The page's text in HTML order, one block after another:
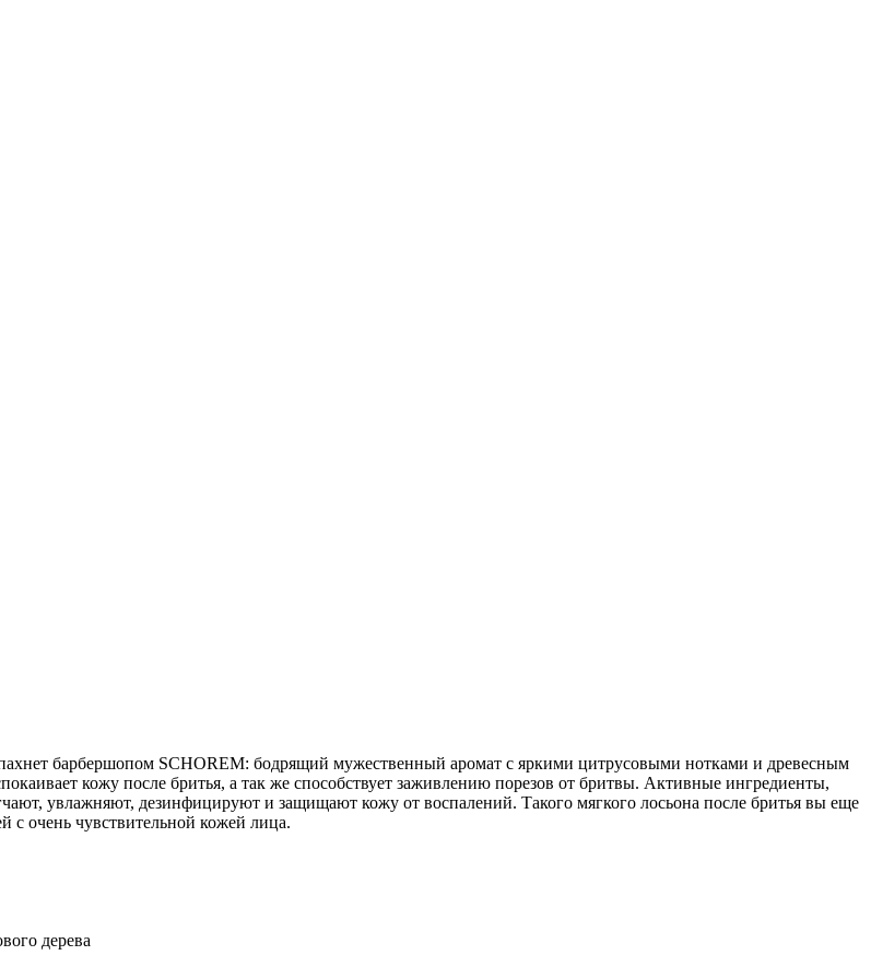
барбершопом SCHOREM: бодрящий мужественный аромат с яркими цитрусовыми нотками и древесным
кожу после бритья, а так же способствует заживлению порезов от бритвы. Активные ингредиенты,
увлажняют, дезинфицируют и защищают кожу от воспалений. Такого мягкого лосьона после бритья вы еще
с очень чувствительной кожей лица.
дерева